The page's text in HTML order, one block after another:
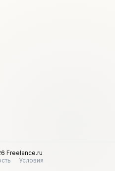
Freelance.ru
Условия